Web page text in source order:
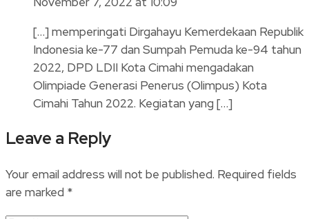
[…] memperingati Dirgahayu Kemerdekaan Republik
Indonesia ke-77 dan Sumpah Pemuda ke-94 tahun
2022, DPD LDII Kota Cimahi mengadakan
Olimpiade Generasi Penerus (Olimpus) Kota
Cimahi Tahun 2022. Kegiatan yang […]
Leave a Reply
Your email address will not be published. Required fields
are marked *